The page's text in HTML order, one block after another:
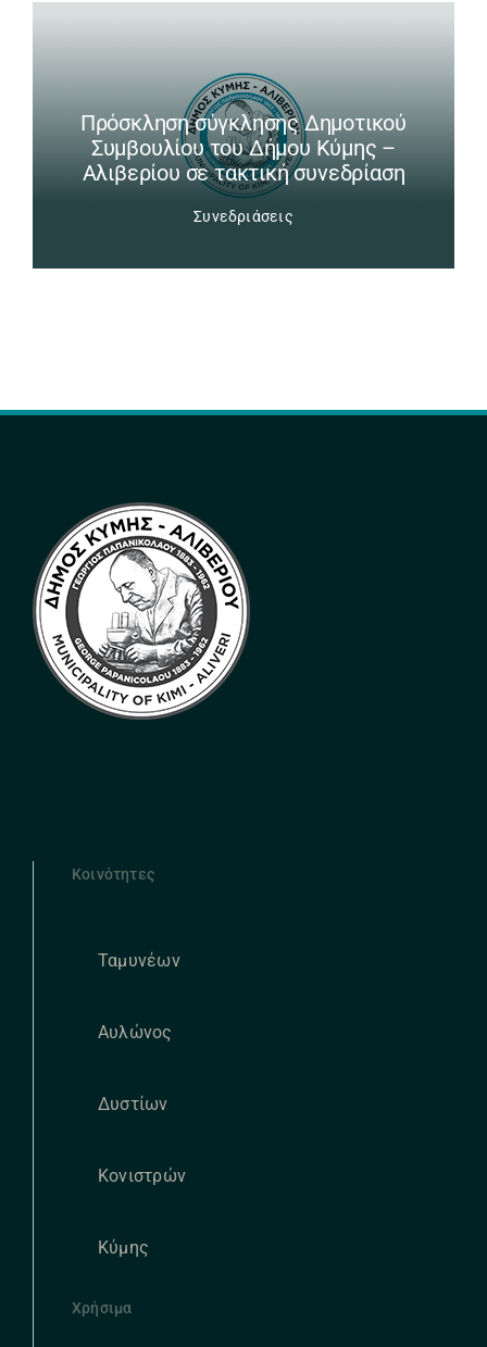
Πρόσκληση σύγκλησης Δημοτικού
Συμβουλίου του Δήμου Κύμης –
Αλιβερίου σε τακτική συνεδρίαση
Συνεδριάσεις
Κοινότητες
Ταμυνέων
Αυλώνος
Δυστίων
Κονιστρών
Κύμης
Χρήσιμα